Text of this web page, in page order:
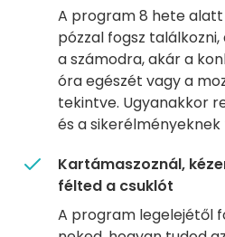
A program 8 hete
pózzal fogsz
a számodra, akár a
óra egészét vagy a
tekintve. Ugyanakkor
és a
Kartámaszoznál,
félted a csuklót
A program legelejétől